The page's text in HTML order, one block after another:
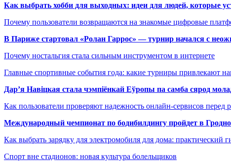
Как выбрать хобби для выходных: идеи для людей, которые
Почему пользователи возвращаются на знакомые цифровые
В Париже стартовал «Ролан Гаррос» — турнир начался с
Почему ностальгия стала сильным инструментом в интернете
Главные спортивные события года: какие турниры привлекают
Дар’я Навіцкая стала чэмпіёнкай Еўропы па самба сярод
Как пользователи проверяют надежность онлайн-сервисов перед
Международный чемпионат по бодибилдингу пройдет в
Как выбрать зарядку для электромобиля для дома: практический
Спорт вне стадионов: новая культура болельщиков